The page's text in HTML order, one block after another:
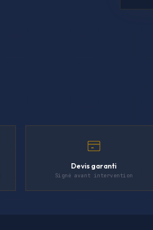
Devis garanti
Signé avant intervention